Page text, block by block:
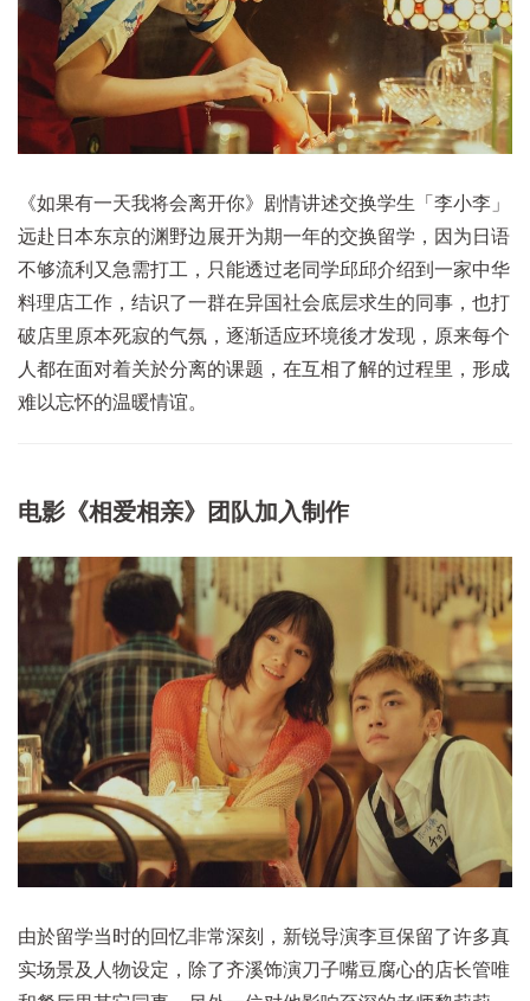
《如果有一天我将会离开你》剧情讲述交换学生「李小李」
远赴日本东京的渊野边展开为期一年的交换留学，因为日语
不够流利又急需打工，只能透过老同学邱邱介绍到一家中华
料理店工作，结识了一群在异国社会底层求生的同事，也打
破店里原本死寂的气氛，逐渐适应环境後才发现，原来每个
人都在面对着关於分离的课题，在互相了解的过程里，形成
难以忘怀的温暖情谊。
电影《相爱相亲》团队加入制作
由於留学当时的回忆非常深刻，新锐导演李亘保留了许多真
实场景及人物设定，除了齐溪饰演刀子嘴豆腐心的店长管唯